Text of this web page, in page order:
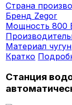
Страна
Бренд Zegor
Мощность800
Материал чугун
Кратко
Станция